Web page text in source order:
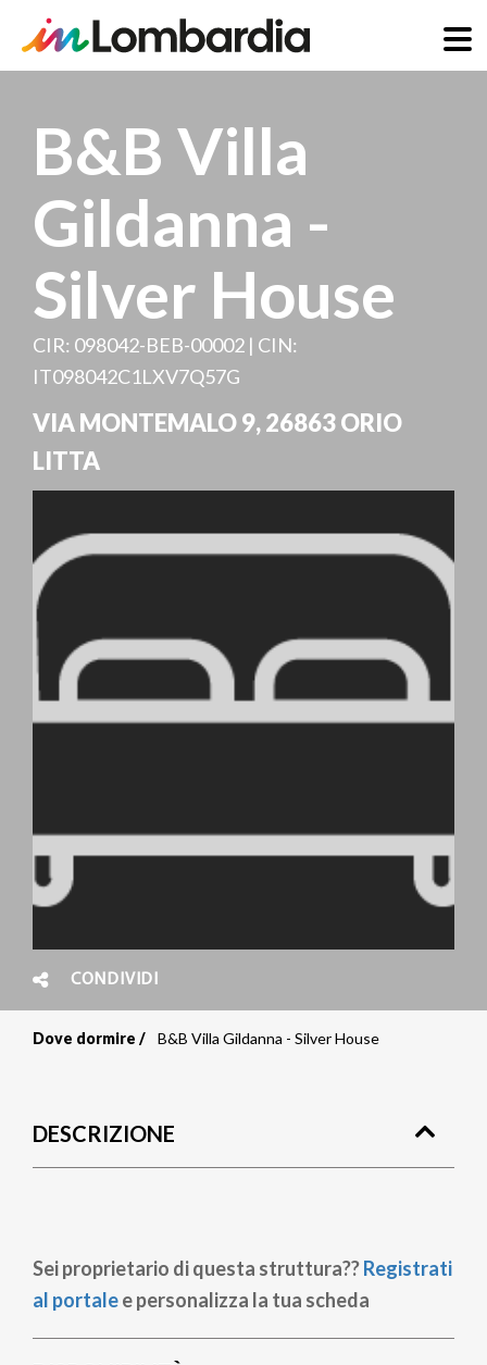
contenuto
principale
B&B Villa
Gildanna -
Silver House
CIR: 098042-BEB-00002 | CIN:
IT098042C1LXV7Q57G
VIA MONTEMALO 9,26863ORIO
LITTA
CONDIVIDI
pane
Dove dormire B&B Villa Gildanna - Silver House
DESCRIZIONE
Sei proprietario di questa struttura??Registrati
al portalee personalizza la tua scheda